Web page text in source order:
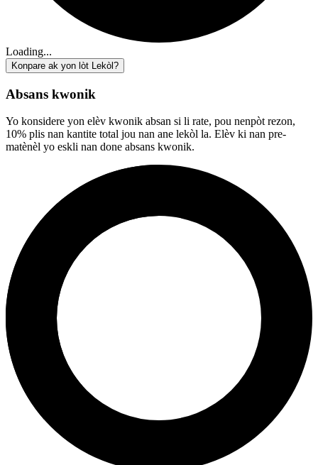
Loading...
Konpare ak yon lòt Lekòl?
Absans kwonik
Yo konsidere yon elèv kwonik absan si li rate, pou nenpòt rezon,
10% plis nan kantite total jou nan ane lekòl la. Elèv ki nan pre-
matènèl yo eskli nan done absans kwonik.